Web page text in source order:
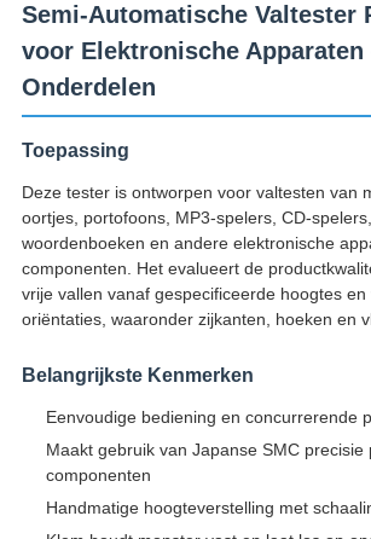
Semi-Automatische Valtester
voor Elektronische Apparaten
Onderdelen
Toepassing
Deze tester is ontworpen voor valtesten van
oortjes, portofoons, MP3-spelers, CD-
woordenboeken en andere elektronische
componenten. Het evalueert de
vrije vallen vanaf gespecificeerde hoogtes
oriëntaties, waaronder zijkanten, hoeken en
Belangrijkste Kenmerken
Eenvoudige bediening en concurrerende
Maakt gebruik van Japanse SMC precisie
componenten
Handmatige hoogteverstelling met